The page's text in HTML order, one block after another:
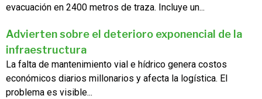
evacuación en 2400 metros de traza. Incluye un...
Advierten sobre el deterioro exponencial de la
infraestructura
La falta de mantenimiento vial e hídrico genera costos
económicos diarios millonarios y afecta la logística. El
problema es visible...